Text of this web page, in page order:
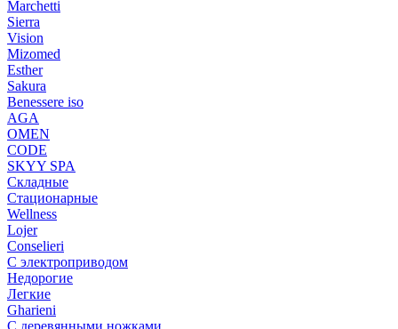
Marchetti
Sierra
Vision
Mizomed
Esther
Sakura
Benessere iso
AGA
OMEN
CODE
SKYY SPA
Складные
Стационарные
Wellness
Lojer
Conselieri
С электроприводом
Недорогие
Легкие
Gharieni